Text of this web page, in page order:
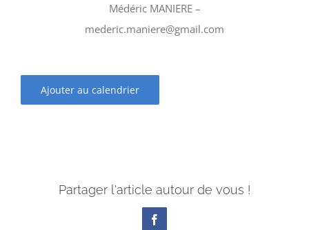
Médéric MANIERE –
mederic.maniere@gmail.com
Ajouter au calendrier
Partager l'article autour de vous !
Facebook